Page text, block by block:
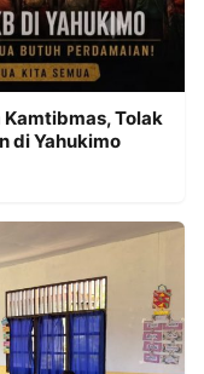
Tolak
di Yahukimo